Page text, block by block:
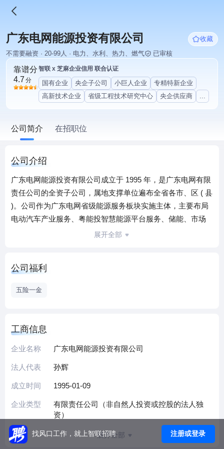
广东电网能源投资有限公司
收藏
不需要融资 · 20-99人 · 电力、水利、热力、燃气
已审核
靠谱分
4.7 分
智联 x 芝麻企业信用 联合认证
国有企业 央企子公司 小巨人企业
专精特新企业
高新技术企业
省级工程技术研究中心 央企供应商 ...
公司简介 在招职位
公司介绍
广东电网能源投资有限公司成立于 1995 年，是广东电网有限
责任公司的全资子公司，属地支撑单位遍布全省各市、区 ( 县
)。公司作为广东电网省级能源服务板块实施主体，主要布局
电动汽车产业服务、粤能投智慧能源平台服务、储能、市场
化售电、金融服务五大业务板块，以“背靠电网、面向市场，
展开全部
公司福利
五险一金
工商信息
企业名称 广东电网能源投资有限公司
法人代表 孙辉
成立时间 1995-01-09
企业类型
有限责任公司（非自然人投资或控股的法人独
资）
展开全部
找风口工作，就上智联招聘 注册或登录